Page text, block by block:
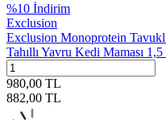
%10 İndirim
Exclusion
Exclusion Monoprotein
Tahıllı Yavru Kedi Maması
980,00 TL
882,00 TL